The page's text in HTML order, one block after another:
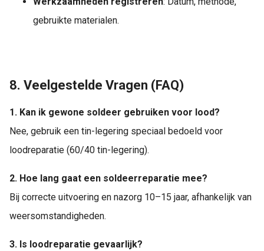
gebruikte materialen.
8. Veelgestelde Vragen (FAQ)
1. Kan ik gewone soldeer gebruiken voor lood?
Nee, gebruik een tin-legering speciaal bedoeld voor
loodreparatie (60/40 tin-legering).
2. Hoe lang gaat een soldeerreparatie mee?
Bij correcte uitvoering en nazorg 10–15 jaar, afhankelijk van
weersomstandigheden.
3. Is loodreparatie gevaarlijk?